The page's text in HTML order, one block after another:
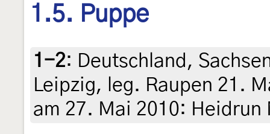
1.5. Puppe
1-2: Deutschland,
Leipzig, leg. Raupen 21.
am 27. Mai 2010: Heidrun